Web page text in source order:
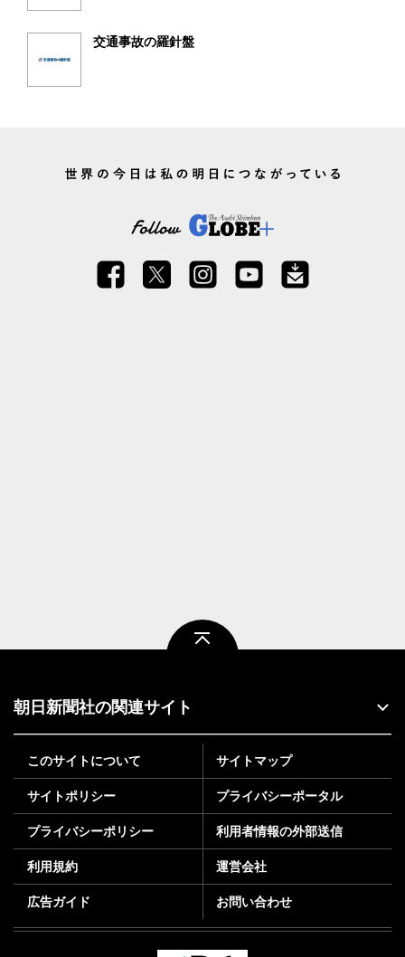
交通事故の羅針盤
朝日新聞社の関連サイト
このサイトについて サイトマップ
サイトポリシー プライバシーポータル
プライバシーポリシー 利用者情報の外部送信
利用規約 運営会社
広告ガイド お問い合わせ